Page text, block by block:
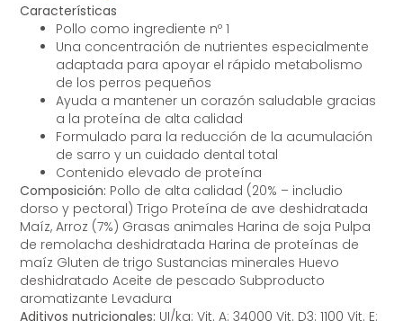
Características
Pollo como ingrediente nº 1
Una concentración de nutrientes especialmente
adaptada para apoyar el rápido metabolismo
de los perros pequeños
Ayuda a mantener un corazón saludable gracias
a la proteína de alta calidad
Formulado para la reducción de la acumulación
de sarro y un cuidado dental total
Contenido elevado de proteína
Composición:
dorso y pectoral) Trigo Proteína de ave deshidratada
Maíz, Arroz (7%) Grasas animales Harina de soja Pulpa
de remolacha deshidratada Harina de proteínas de
maíz Gluten de trigo Sustancias minerales Huevo
deshidratado Aceite de pescado Subproducto
aromatizante Levadura
Aditivos nutricionales: